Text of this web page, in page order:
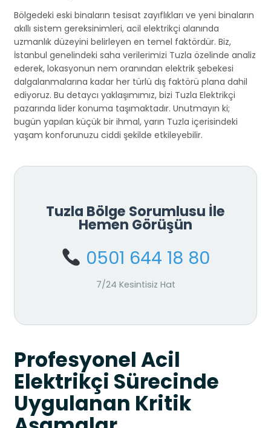
Bölgedeki eski binaların tesisat zayıflıkları ve yeni binaların
akıllı sistem gereksinimleri, acil elektrikçi alanında
uzmanlık düzeyini belirleyen en temel faktördür. Biz,
İstanbul genelindeki saha verilerimizi Tuzla özelinde analiz
ederek, lokasyonun nem oranından elektrik şebekesi
dalgalanmalarına kadar her türlü dış faktörü plana dahil
ediyoruz. Bu detaycı yaklaşımımız, bizi Tuzla Elektrikçi
pazarında lider konuma taşımaktadır. Unutmayın ki;
bugün yapılan küçük bir ihmal, yarın Tuzla içerisindeki
yaşam konforunuzu ciddi şekilde etkileyebilir.
Tuzla Bölge Sorumlusu İle
Hemen Görüşün
0501 644 18 80
7/24 Kesintisiz Hat
Profesyonel Acil
Elektrikçi Sürecinde
Uygulanan Kritik